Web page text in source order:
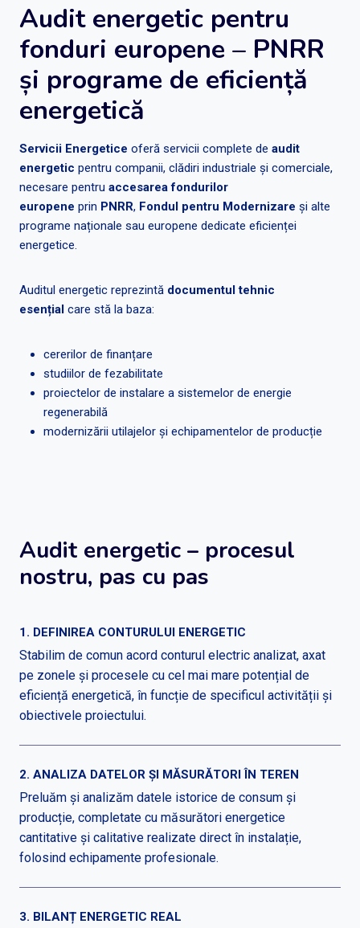
Audit energetic pentru
fonduri europene – PNRR
și programe de eficiență
energetică
Servicii Energetice oferă servicii complete de audit
energetic pentru companii, clădiri industriale și comerciale,
necesare pentru accesarea fondurilor
europene prin PNRR, Fondul pentru Modernizare și alte
programe naționale sau europene dedicate eficienței
energetice.
Auditul energetic reprezintă documentul tehnic
esențial care stă la baza:
cererilor de finanțare
studiilor de fezabilitate
proiectelor de instalare a sistemelor de energie
regenerabilă
modernizării utilajelor și echipamentelor de producție
Audit energetic – procesul
nostru, pas cu pas
1. DEFINIREA CONTURULUI ENERGETIC
Stabilim de comun acord conturul electric analizat, axat
pe zonele și procesele cu cel mai mare potențial de
eficiență energetică, în funcție de specificul activității și
obiectivele proiectului.
2. ANALIZA DATELOR ȘI MĂSURĂTORI ÎN TEREN
Preluăm și analizăm datele istorice de consum și
producție, completate cu măsurători energetice
cantitative și calitative realizate direct în instalație,
folosind echipamente profesionale.
3. BILANȚ ENERGETIC REAL